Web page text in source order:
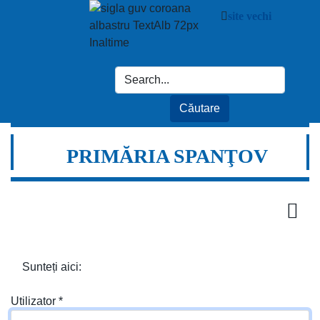
site vechi
PRIMĂRIA SPANŢOV
Sunteți aici:
Utilizator *